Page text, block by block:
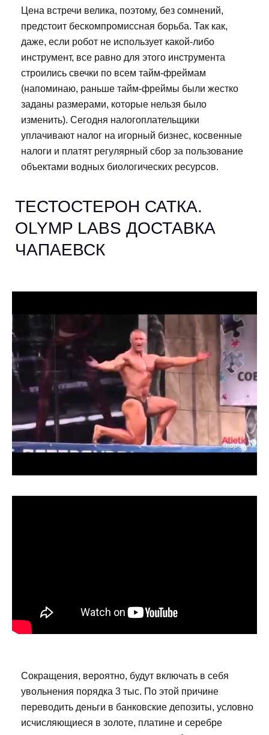
Цена встречи велика, поэтому, без сомнений,
предстоит бескомпромиссная борьба. Так как,
даже, если робот не использует какой-либо
инструмент, все равно для этого инструмента
строились свечки по всем тайм-фреймам
(напоминаю, раньше тайм-фреймы были жестко
заданы размерами, которые нельзя было
изменить). Сегодня налогоплательщики
уплачивают налог на игорный бизнес, косвенные
налоги и платят регулярный сбор за пользование
объектами водных биологических ресурсов.
ТЕСТОСТЕРОН САТКА.
OLYMP LABS ДОСТАВКА
ЧАПАЕВСК
Сокращения, вероятно, будут включать в себя
увольнения порядка 3 тыс. По этой причине
переводить деньги в банковские депозиты, условно
исчисляющиеся в золоте, платине и серебре